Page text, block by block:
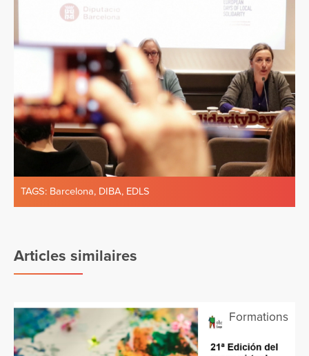
TAGS: Barcelona, DIBA, EDLS
Articles similaires
Formations